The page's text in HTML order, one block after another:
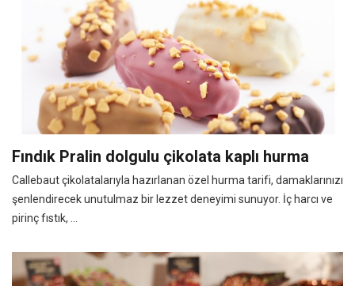
Fındık Pralin dolgulu çikolata kaplı hurma
Callebaut çikolatalarıyla hazırlanan özel hurma tarifi, damaklarınızı
şenlendirecek unutulmaz bir lezzet deneyimi sunuyor. İç harcı ve
pirinç fıstık, ...